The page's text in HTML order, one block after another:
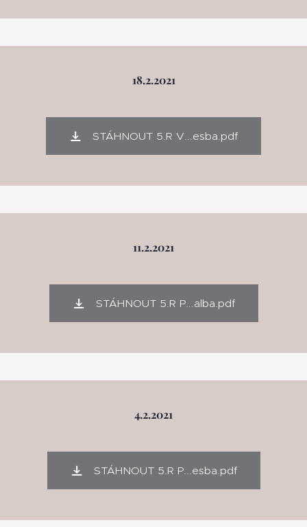
18.2.2021
STÁHNOUT 5.R V...esba.pdf
11.2.2021
STÁHNOUT 5.R P...alba.pdf
4.2.2021
STÁHNOUT 5.R P...esba.pdf